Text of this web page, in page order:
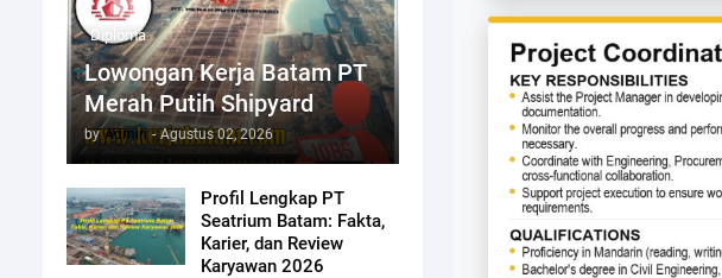
Diploma
Lowongan Kerja Batam PT
Merah Putih Shipyard
by Admin - Agustus 02, 2026
Profil Lengkap PT
Seatrium Batam: Fakta,
Karier, dan Review
Karyawan 2026